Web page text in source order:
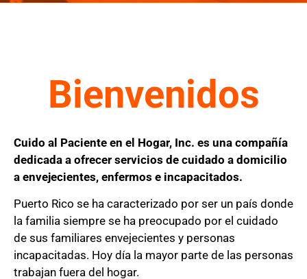
Bienvenidos
Cuido al Paciente en el Hogar, Inc. es una compañía
dedicada a ofrecer servicios de cuidado a domicilio
a envejecientes, enfermos e incapacitados.
Puerto Rico se ha caracterizado por ser un país donde
la familia siempre se ha preocupado por el cuidado
de sus familiares envejecientes y personas
incapacitadas. Hoy día la mayor parte de las personas
trabajan fuera del hogar.